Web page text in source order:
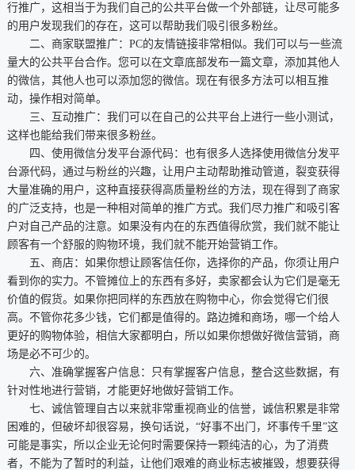
行推广，这相当于为我们自己的公共平台做一个外部链，让尽可能多
的用户发现我们的存在，这可以帮助我们吸引很多粉丝。
二、商家联盟推广：PC的友情链接非常相似。我们可以与一些流
量大的公共平台合作。您可以在文章底部发布一篇文章，添加其他人
的微信，其他人也可以添加您的微信。现在有很多方法可以相互推
动，操作相对简单。
三、互动推广：我们可以在自己的公共平台上进行一些小测试，
这样也能给我们带来很多粉丝。
四、使用微信分发平台源代码：也有很多人选择使用微信分发平
台源代码，通过与粉丝的兴趣，让用户主动帮助推动管道，裂变获得
大量准确的用户，这种直接获得高质量粉丝的方法，现在得到了商家
的广泛支持，也是一种相对简单的推广方式。我们尽力推广和吸引客
户对自己产品的注意。如果没有内在的东西值得欣赏，我们就不能让
顾客有一个舒服的购物环境，我们就不能开始营销工作。
五、商店：如果你想让顾客信任你，选择你的产品，你须让用户
看到你的实力。不管摊位上的东西有多好，卖家都会认为它们是毫无
价值的假货。如果你把同样的东西放在购物中心，你会觉得它们很
高。不管你花多少钱，它们都是值得的。路边摊和商场，哪一个给人
更好的购物体验，相信大家都明白，所以如果你想做好微信营销，商
场是必不可少的。
六、准确掌握客户信息：只有掌握客户信息，整合这些数据，有
针对性地进行营销，才能更好地做好营销工作。
七、诚信管理自古以来就非常重视商业的信誉，诚信积累是非常
困难的，但破坏却很容易，换句话说，“好事不出门，坏事传千里”这
可能是事实，所以企业无论何时需要保持一颗纯洁的心，为了消费
者，不能为了暂时的利益，让他们艰难的商业标志被摧毁，想要获得